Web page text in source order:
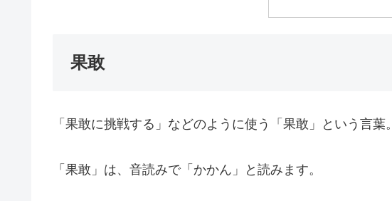
果敢
「果敢に挑戦する」などのように使う「果敢」という言葉。
「果敢」は、音読みで「かかん」と読みます。